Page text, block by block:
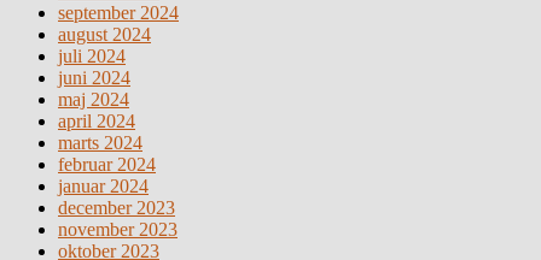
september 2024
august 2024
juli 2024
juni 2024
maj 2024
april 2024
marts 2024
februar 2024
januar 2024
december 2023
november 2023
oktober 2023